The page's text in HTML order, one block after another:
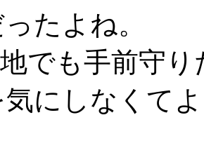
たよね。
でも手前守
にしなくて